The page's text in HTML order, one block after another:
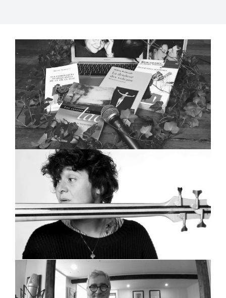
(re)Découvrir Hélène
Pedneault
Marion Cousineau